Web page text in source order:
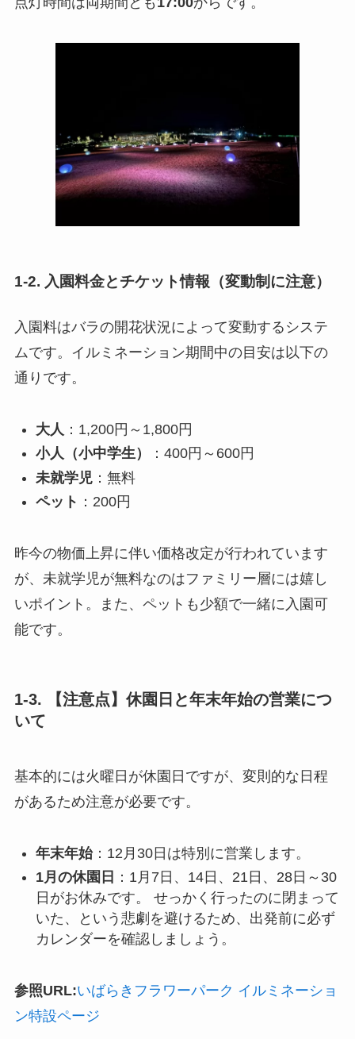
1-2. 入園料金とチケット情報（変動制に注意）
入園料はバラの開花状況によって変動するシステ
ムです。イルミネーション期間中の目安は以下の
通りです。
大人 ：1,200円～1,800円
小人（小中学生）
：400円～600円
未就学児：無料
ペット ：200円
昨今の物価上昇に伴い価格改定が行われています
が、未就学児が無料なのはファミリー層には嬉し
いポイント。また、ペットも少額で一緒に入園可
能です。
1-3. 【注意点】休園日と年末年始の営業につ
いて
基本的には火曜日が休園日ですが、変則的な日程
があるため注意が必要です。
年末年始：12月30日は特別に営業します。
1月の休園日 ：1月7日、14日、21日、28日～30
日がお休みです。 せっかく行ったのに閉まって
いた、という悲劇を避けるため、出発前に必ず
カレンダーを確認しましょう。
参照URL:いばらきフラワーパーク イルミネーショ
ン特設ページ